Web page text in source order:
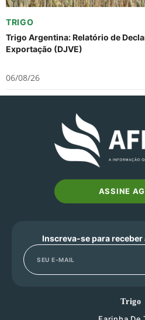
TRIGO
Trigo Argentina: Relatório de
Exportação (DJVE)
06/08/26
ASSINE
Inscreva-se para
Trigo